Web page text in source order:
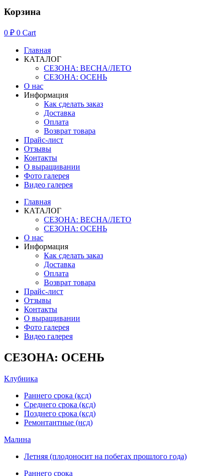
Корзина
0 ₽ 0 Cart
Главная
КАТАЛОГ
СЕЗОНА: ВЕСНА/ЛЕТО
СЕЗОНА: ОСЕНЬ
О нас
Информация
Как сделать заказ
Доставка
Оплата
Возврат товара
Прайс-лист
Отзывы
Контакты
О выращивании
Фото галерея
Видео галерея
Главная
КАТАЛОГ
СЕЗОНА: ВЕСНА/ЛЕТО
СЕЗОНА: ОСЕНЬ
О нас
Информация
Как сделать заказ
Доставка
Оплата
Возврат товара
Прайс-лист
Отзывы
Контакты
О выращивании
Фото галерея
Видео галерея
СЕЗОНА: ОСЕНЬ
Клубника
Раннего срока (ксд)
Среднего срока (ксд)
Позднего срока (ксд)
Ремонтантные (нсд)
Малина
Летняя (плодоносит на побегах прошлого года)
Раннего срока